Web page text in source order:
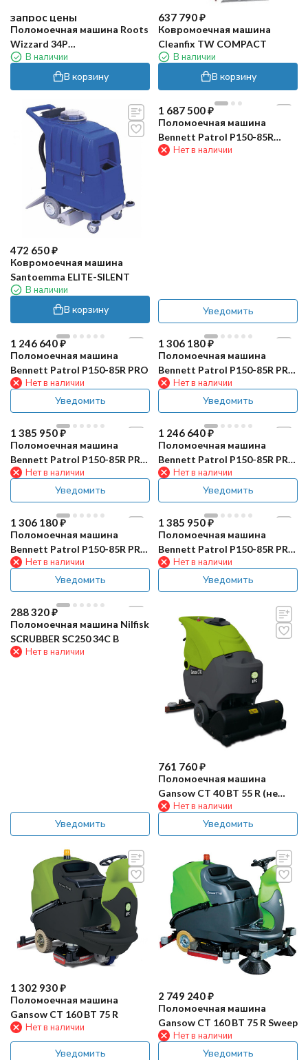
запрос цены
Поломоечная машина Roots
Wizzard 34P
(аккумуляторная)
В наличии
В корзину
637 790₽
Ковромоечная машина
Cleanfix TW COMPACT
В наличии
В корзину
472 650₽
Ковромоечная машина
Santoemma ELITE-SILENT
В наличии
В корзину
1 687 500₽
Поломоечная машина
Bennett Patrol P150-85R
(150Ач Li)
Нет в наличии
Уведомить
1 246 640₽
Поломоечная машина
Bennett Patrol P150-85R PRO
Нет в наличии
Уведомить
1 306 180₽
Поломоечная машина
Bennett Patrol P150-85R PRO
(200Ач, Li)
Нет в наличии
Уведомить
1 385 950₽
Поломоечная машина
Bennett Patrol P150-85R PRO
(300Ач, Li)
Нет в наличии
Уведомить
1 246 640₽
Поломоечная машина
Bennett Patrol P150-85R PRO
GT Нет в наличии
Уведомить
1 306 180₽
Поломоечная машина
Bennett Patrol P150-85R PRO
GT (200Ач, Li)
Нет в наличии
Уведомить
1 385 950₽
Поломоечная машина
Bennett Patrol P150-85R PRO
GT (300Ач, Li)
Нет в наличии
Уведомить
288 320₽
Поломоечная машина Nilfisk
SCRUBBER SC250 34C B
Нет в наличии
Уведомить
761 760₽
Поломоечная машина
Gansow CT 40 BT 55 R (не
продается)
Нет в наличии
Уведомить
1 302 930₽
Поломоечная машина
Gansow CT 160 BT 75 R
Нет в наличии
Уведомить
2 749 240₽
Поломоечная машина
Gansow CT 160 BT 75 R Sweep
Нет в наличии
Уведомить